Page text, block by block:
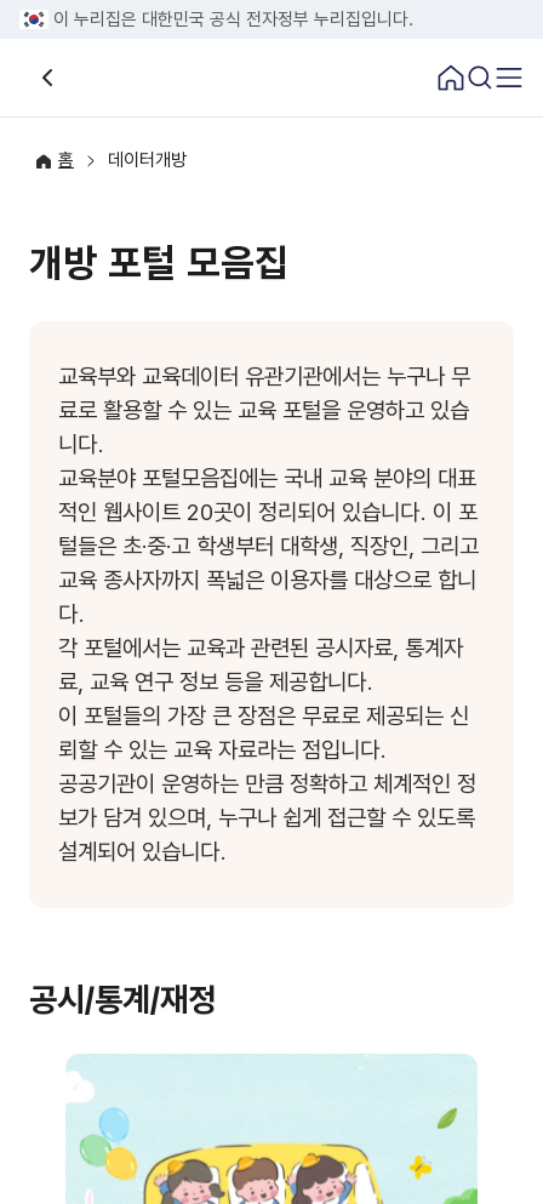
태극기
이 누리집은 대한민국 공식 전자정부 누리집입니다.
홈 데이터개방
개방 포털 모음집
교육부와 교육데이터 유관기관에서는 누구나 무
료로 활용할 수 있는 교육 포털을 운영하고 있습
니다.
교육분야 포털모음집에는 국내 교육 분야의 대표
적인 웹사이트 20곳이 정리되어 있습니다. 이 포
털들은 초·중·고 학생부터 대학생, 직장인, 그리고
교육 종사자까지 폭넓은 이용자를 대상으로 합니
다.
각 포털에서는 교육과 관련된 공시자료, 통계자
료, 교육 연구 정보 등을 제공합니다.
이 포털들의 가장 큰 장점은 무료로 제공되는 신
뢰할 수 있는 교육 자료라는 점입니다.
공공기관이 운영하는 만큼 정확하고 체계적인 정
보가 담겨 있으며, 누구나 쉽게 접근할 수 있도록
설계되어 있습니다.
공시/통계/재정